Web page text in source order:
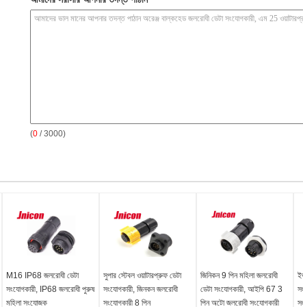
(0 / 3000)
M16 IP68 জলরোধী ডেটা
সংযোগকারী, IP68 জলরোধী পুরুষ
মহিলা সংযোজক
সুপার স্টেবল ওয়াটারপ্রুফ ডেটা
সংযোগকারী, জিনকন জলরোধী
সংযোগকারী 8 পিন
জিনিকন 9 পিন মহিলা জলরোধী
ডেটা সংযোগকারী, আইপি 67 3
পিন অটো জলরোধী সংযোগকারী